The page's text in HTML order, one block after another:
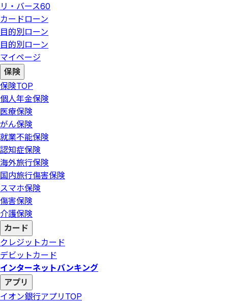
リ・バース60
カードローン
目的別ローン
目的別ローン
マイページ
保険
保険TOP
個人年金保険
医療保険
がん保険
就業不能保険
認知症保険
海外旅行保険
国内旅行傷害保険
スマホ保険
傷害保険
介護保険
カード
クレジットカード
デビットカード
インターネットバンキング
アプリ
イオン銀行アプリ TOP